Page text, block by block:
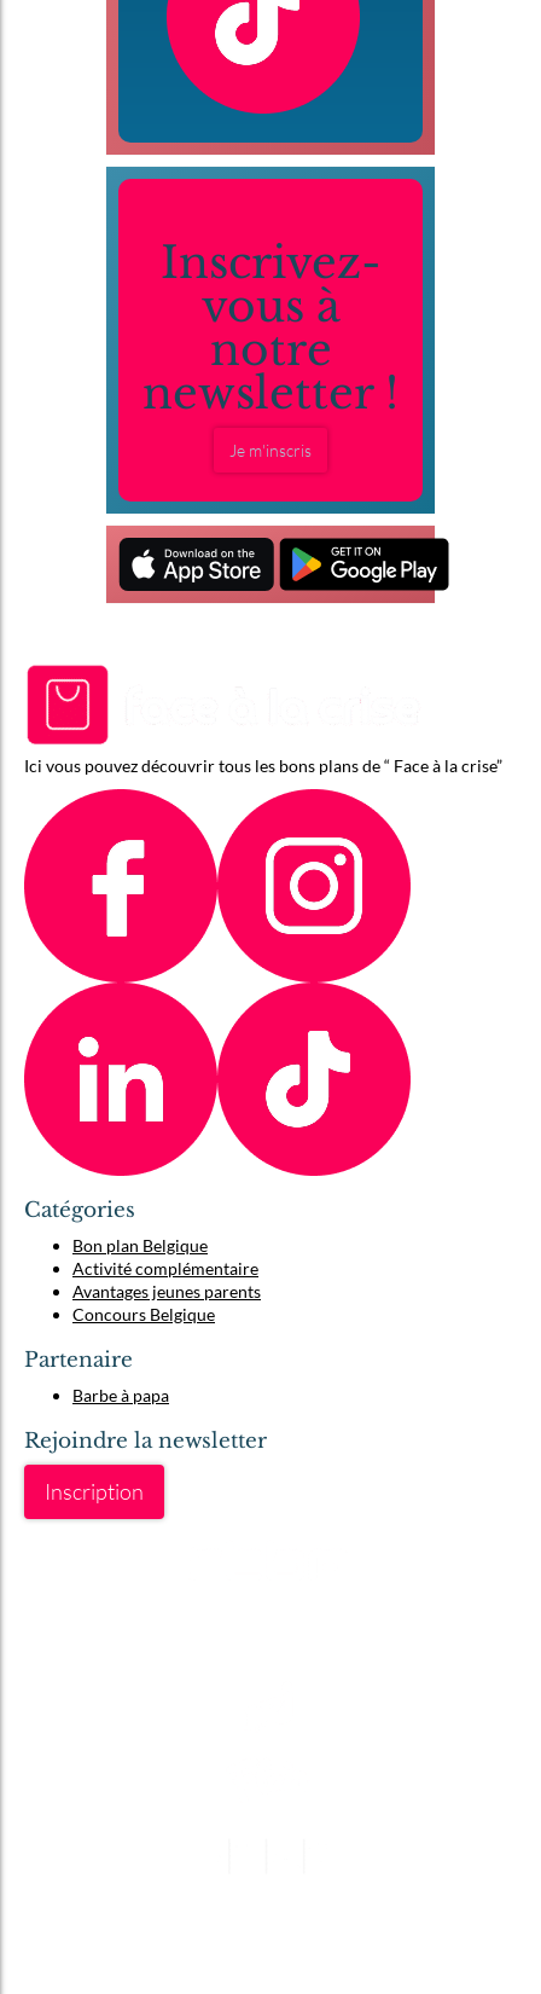
Inscrivez-
vous à
notre
newsletter !
Je m'inscris
Ici vous pouvez découvrir tous les bons plans de “ Face à la crise”
Catégories
Bon plan Belgique
Activité complémentaire
Avantages jeunes parents
Concours Belgique
Partenaire
Barbe à papa
Rejoindre la newsletter
Inscription